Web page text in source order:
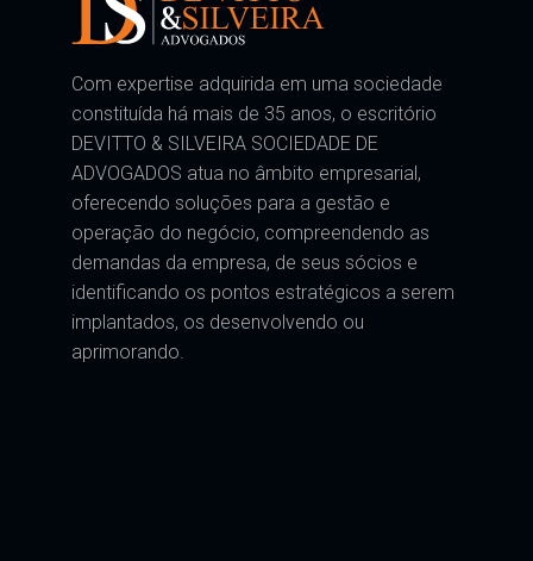
Com expertise adquirida em uma sociedade
constituída há mais de 35 anos, o escritório
DEVITTO & SILVEIRA SOCIEDADE DE
ADVOGADOS atua no âmbito empresarial,
oferecendo soluções para a gestão e
operação do negócio, compreendendo as
demandas da empresa, de seus sócios e
identificando os pontos estratégicos a serem
implantados, os desenvolvendo ou
aprimorando.